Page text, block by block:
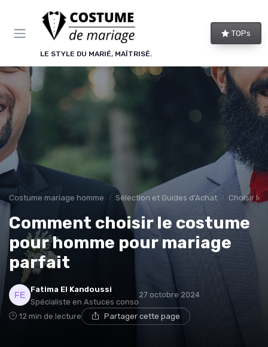
LE STYLE DU MARIÉ, MAÎTRISÉ.
TOPs
Costume mariage homme Sélection et Guides d'Achat Choisir le
Comment choisir le costume
pour homme pour mariage
parfait
Fatima El Kandoussi
Spécialiste en Astuces conso
27 octobre 2024
12 min de lecture Partager cette page